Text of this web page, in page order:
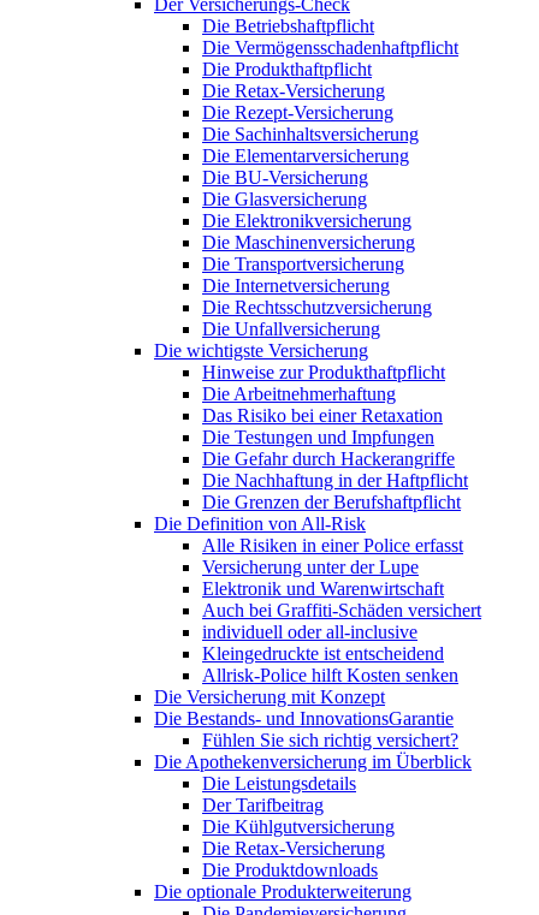
Der Versicherungs-Check
Die Betriebshaftpflicht
Die Vermögensschadenhaftpflicht
Die Produkthaftpflicht
Die Retax-Versicherung
Die Rezept-Versicherung
Die Sachinhaltsversicherung
Die Elementarversicherung
Die BU-Versicherung
Die Glasversicherung
Die Elektronikversicherung
Die Maschinenversicherung
Die Transportversicherung
Die Internetversicherung
Die Rechtsschutzversicherung
Die Unfallversicherung
Die wichtigste Versicherung
Hinweise zur Produkthaftpflicht
Die Arbeitnehmerhaftung
Das Risiko bei einer Retaxation
Die Testungen und Impfungen
Die Gefahr durch Hackerangriffe
Die Nachhaftung in der Haftpflicht
Die Grenzen der Berufshaftpflicht
Die Definition von All-Risk
Alle Risiken in einer Police erfasst
Versicherung unter der Lupe
Elektronik und Warenwirtschaft
Auch bei Graffiti-Schäden versichert
individuell oder all-inclusive
Kleingedruckte ist entscheidend
Allrisk-Police hilft Kosten senken
Die Versicherung mit Konzept
Die Bestands- und InnovationsGarantie
Fühlen Sie sich richtig versichert?
Die Apothekenversicherung im Überblick
Die Leistungsdetails
Der Tarifbeitrag
Die Kühlgutversicherung
Die Retax-Versicherung
Die Produktdownloads
Die optionale Produkterweiterung